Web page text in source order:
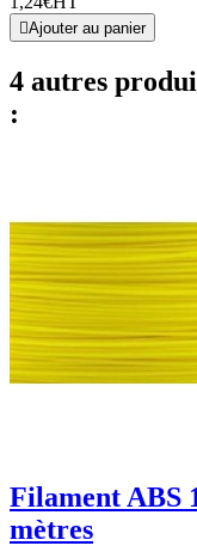
Ajouter au panier
4 autres
:
Filament ABS
mètres